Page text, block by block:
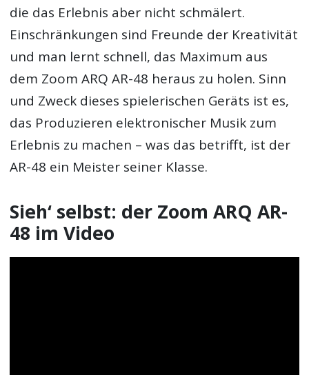
die das Erlebnis aber nicht schmälert.
Einschränkungen sind Freunde der Kreativität
und man lernt schnell, das Maximum aus
dem Zoom ARQ AR-48 heraus zu holen. Sinn
und Zweck dieses spielerischen Geräts ist es,
das Produzieren elektronischer Musik zum
Erlebnis zu machen – was das betrifft, ist der
AR-48 ein Meister seiner Klasse.
Sieh‘ selbst: der Zoom ARQ AR-
48 im Video